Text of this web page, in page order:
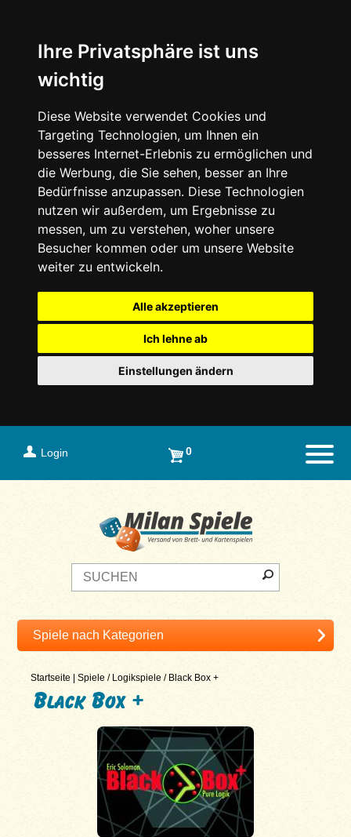
Ihre Privatsphäre ist uns
wichtig
Diese Website verwendet Cookies und
Targeting Technologien, um Ihnen ein
besseres Internet-Erlebnis zu ermöglichen und
die Werbung, die Sie sehen, besser an Ihre
Bedürfnisse anzupassen. Diese Technologien
nutzen wir außerdem, um Ergebnisse zu
messen, um zu verstehen, woher unsere
Besucher kommen oder um unsere Website
weiter zu entwickeln.
Alle akzeptieren
Ich lehne ab
Einstellungen ändern
Login 0
Startseite |Spiele / Logikspiele / Black Box +
Black Box +